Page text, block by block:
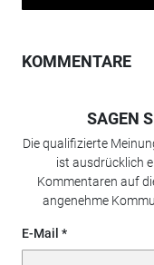
KOMMENTARE
SAGEN
Die qualifizierte
ist ausdrücklich
Kommentaren auf
angenehme
E-Mail